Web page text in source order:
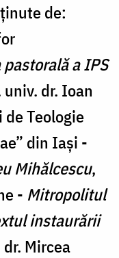
de:
a IPS
univ. dr. Ioan
Teologie
din Iași -
Mihălcescu,
- Mitropolitul
instaurării
dr. Mircea